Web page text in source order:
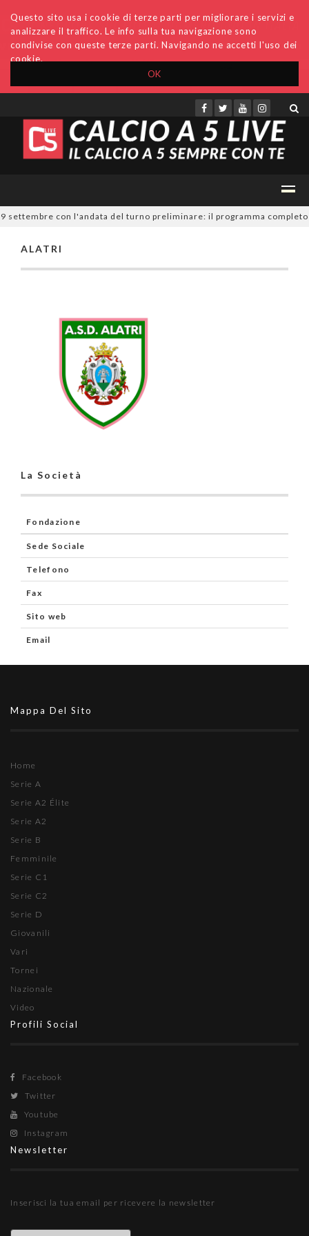
OK
Questo sito usa i cookie di terze parti per migliorare i servizi e
analizzare il traffico. Le info sulla tua navigazione sono
condivise con queste terze parti. Navigando ne accetti l'uso dei
cookie.
Accedi Archivio Invio comunicati Redazione
settembre con l'andata del turno preliminare: il programma completo
ALATRI
La Società
Fondazione
Sede Sociale
Telefono
Fax
Sito web
Email
Mappa Del Sito
Home
Serie A
Serie A2 Élite
Serie A2
Serie B
Femminile
Serie C1
Serie C2
Serie D
Giovanili
Vari
Tornei
Nazionale
Video
Profili Social
Facebook
Twitter
Youtube
Instagram
Newsletter
Inserisci la tua email per ricevere la newsletter